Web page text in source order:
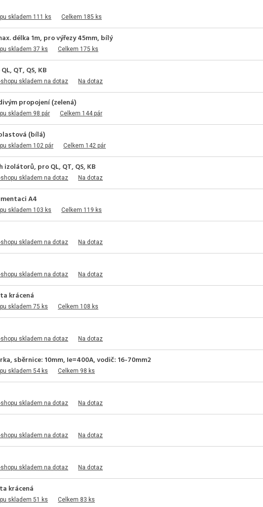
skladem 111 ks Celkem 185 ks
délka 1m, pro výřezy 45mm, bílý
skladem 37 ks Celkem 175 ks
QT, QS, KB
shopu skladem na dotaz Na dotaz
propojení (zelená)
skladem 98 pár Celkem 144 pár
(bílá)
skladem 102 pár Celkem 142 pár
pro QL, QT, QS, KB
shopu skladem na dotaz Na dotaz
A4
skladem 103 ks Celkem 119 ks
shopu skladem na dotaz Na dotaz
shopu skladem na dotaz Na dotaz
krácená
skladem 75 ks Celkem 108 ks
shopu skladem na dotaz Na dotaz
sběrnice: 10mm, Ie=400A, vodič: 16-70mm2
skladem 54 ks Celkem 98 ks
shopu skladem na dotaz Na dotaz
shopu skladem na dotaz Na dotaz
shopu skladem na dotaz Na dotaz
krácená
skladem 51 ks Celkem 83 ks